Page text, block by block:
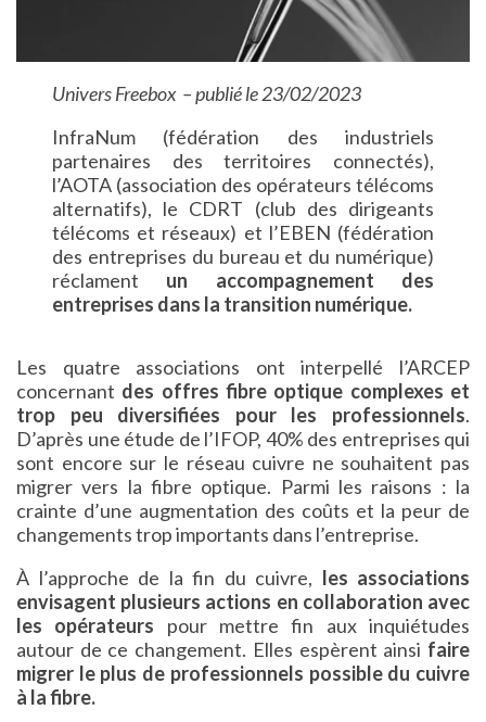
Univers Freebox – publié le 23/02/2023
InfraNum (fédération des industriels
partenaires des territoires connectés),
l’AOTA (association des opérateurs télécoms
alternatifs), le CDRT (club des dirigeants
télécoms et réseaux) et l’EBEN (fédération
des entreprises du bureau et du numérique)
réclament un accompagnement des
entreprises dans la transition numérique.
Les quatre associations ont interpellé l’ARCEP
concernant des offres fibre optique complexes et
trop peu diversifiées pour les professionnels.
D’après une étude de l’IFOP, 40% des entreprises qui
sont encore sur le réseau cuivre ne souhaitent pas
migrer vers la fibre optique. Parmi les raisons : la
crainte d’une augmentation des coûts et la peur de
changements trop importants dans l’entreprise.
À l’approche de la fin du cuivre, les associations
envisagent plusieurs actions en collaboration avec
les opérateurs pour mettre fin aux inquiétudes
autour de ce changement. Elles espèrent ainsi faire
migrer le plus de professionnels possible du cuivre
à la fibre.